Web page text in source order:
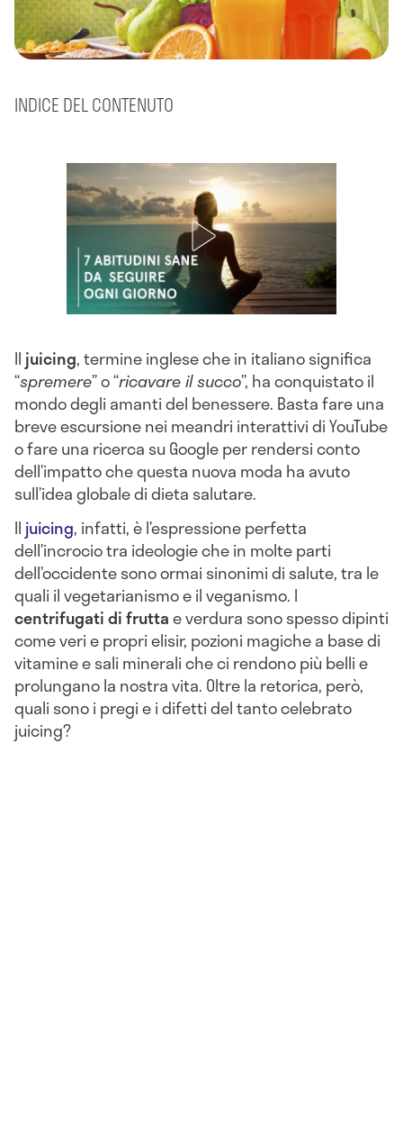
INDICE DEL CONTENUTO
Il juicing, termine inglese che in italiano significa
“spremere” o “ricavare il succo”, ha conquistato il
mondo degli amanti del benessere. Basta fare una
breve escursione nei meandri interattivi di YouTube
o fare una ricerca su Google per rendersi conto
dell’impatto che questa nuova moda ha avuto
sull’idea globale di dieta salutare.
Il juicing, infatti, è l’espressione perfetta
dell’incrocio tra ideologie che in molte parti
dell’occidente sono ormai sinonimi di salute, tra le
quali il vegetarianismo e il veganismo. I
centrifugati di fruttae verdura sono spesso dipinti
come veri e propri elisir, pozioni magiche a base di
vitamine e sali minerali che ci rendono più belli e
prolungano la nostra vita. Oltre la retorica, però,
quali sono i pregi e i difetti del tanto celebrato
juicing?